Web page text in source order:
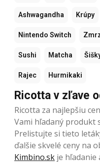
Ashwagandha Krúpy
Nintendo Switch
Sushi Matcha
Rajec Hurmikaki
Ricotta v zľave
Ricotta za najlepšiu
Vami hľadaný produkt
Prelistujte si tieto
ďalšie skvelé ceny na
Kimbino.sk je hľadanie